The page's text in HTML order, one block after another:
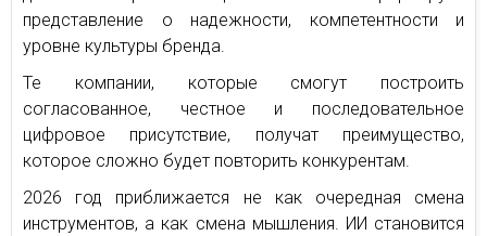
представление о надежности, компетентности и
уровне культуры бренда.
Те компании, которые смогут построить
согласованное, честное и последовательное
цифровое присутствие, получат преимущество,
которое сложно будет повторить конкурентам.
2026 год приближается не как очередная смена
инструментов, а как смена мышления. ИИ становится